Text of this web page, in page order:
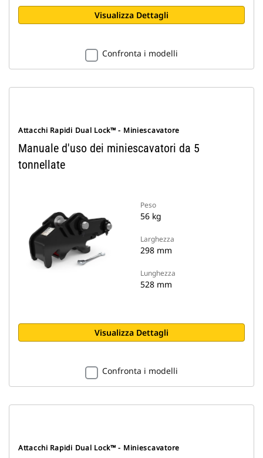
Visualizza Dettagli
Confronta i modelli
Attacchi Rapidi Dual Lock™ - Miniescavatore
Manuale d'uso dei miniescavatori da 5
tonnellate
Peso
56 kg
Larghezza
298 mm
Lunghezza
528 mm
Visualizza Dettagli
Confronta i modelli
Attacchi Rapidi Dual Lock™ - Miniescavatore